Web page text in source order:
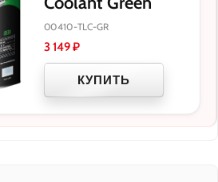
00410-TLC-GR
3 149₽
КУПИТЬ